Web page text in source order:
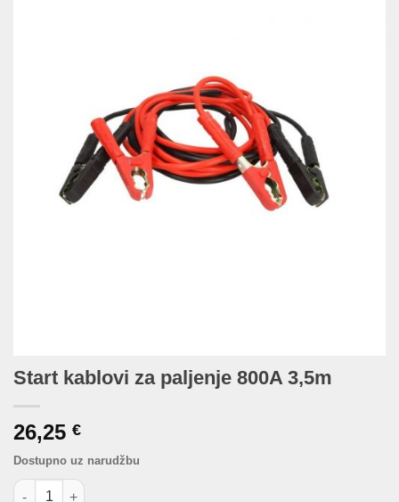
Start kablovi za paljenje 800A 3,5m
26,25 €
Dostupno uz narudžbu
Start kablovi za paljenje 800A 3,5m količina